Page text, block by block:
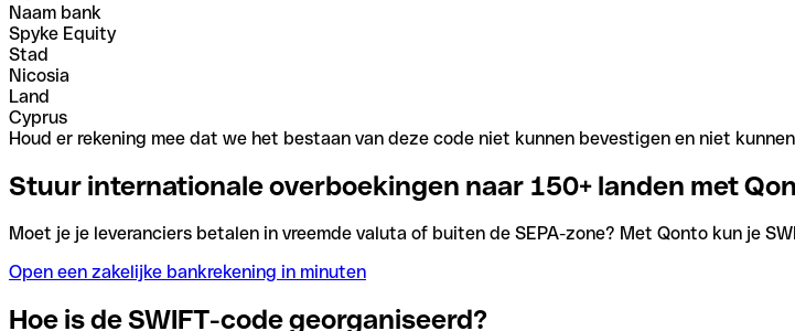
Naam bank
Spyke Equity
Stad
Nicosia
Land
Cyprus
Houd er rekening mee dat we het bestaan van deze code niet kunnen bevestigen en niet
Stuur internationale overboekingen naar 150+ landen met
Moet je je leveranciers betalen in vreemde valuta of buiten de SEPA-zone? Met Qonto kun je
Open een zakelijke bankrekening in minuten
Hoe is de SWIFT-code georganiseerd?